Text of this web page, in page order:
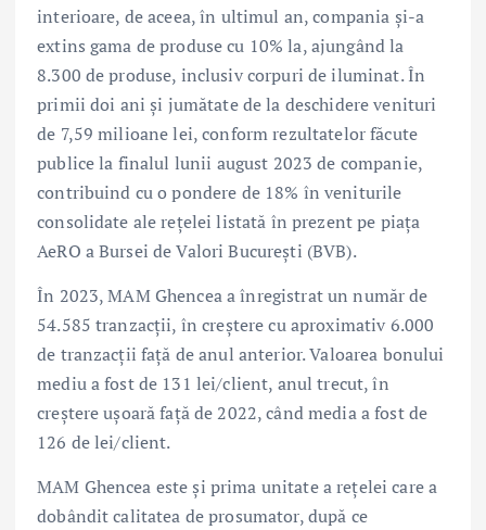
interioare, de aceea, în ultimul an, compania și-a
extins gama de produse cu 10% la, ajungând la
8.300 de produse, inclusiv corpuri de iluminat. În
primii doi ani și jumătate de la deschidere venituri
de 7,59 milioane lei, conform rezultatelor făcute
publice la finalul lunii august 2023 de companie,
contribuind cu o pondere de 18% în veniturile
consolidate ale rețelei listată în prezent pe piața
AeRO a Bursei de Valori București (BVB).
În 2023, MAM Ghencea a înregistrat un număr de
54.585 tranzacții, în creștere cu aproximativ 6.000
de tranzacții față de anul anterior. Valoarea bonului
mediu a fost de 131 lei/client, anul trecut, în
creștere ușoară față de 2022, când media a fost de
126 de lei/client.
MAM Ghencea este și prima unitate a rețelei care a
dobândit calitatea de prosumator, după ce